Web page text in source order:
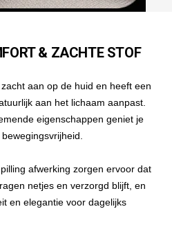
& ZACHTE STOF
aan op de huid en heeft een
aan het lichaam aanpast.
eigenschappen geniet je
afwerking zorgen ervoor dat
netjes en verzorgd blijft, en
en elegantie voor dagelijks